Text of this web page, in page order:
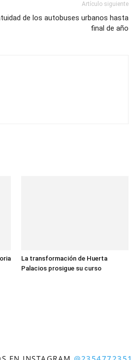
Artículo siguiente
de los autobuses urbanos hasta
final de año
La transformación de Huerta
Palacios prosigue su curso